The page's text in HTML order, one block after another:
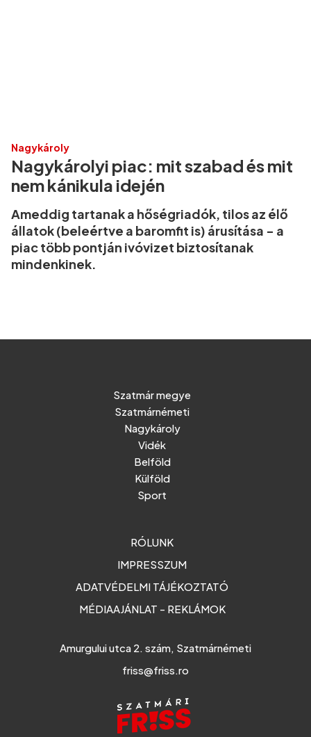
Nagykároly
Nagykárolyi piac: mit szabad és mit
nem kánikula idején
Ameddig tartanak a hőségriadók, tilos az élő
állatok (beleértve a baromfit is) árusítása - a
piac több pontján ivóvizet biztosítanak
mindenkinek.
Szatmár megye
Szatmárnémeti
Nagykároly
Vidék
Belföld
Külföld
Sport
RÓLUNK
IMPRESSZUM
ADATVÉDELMI TÁJÉKOZTATÓ
MÉDIAAJÁNLAT - REKLÁMOK
Amurgului utca 2. szám, Szatmárnémeti
friss@friss.ro